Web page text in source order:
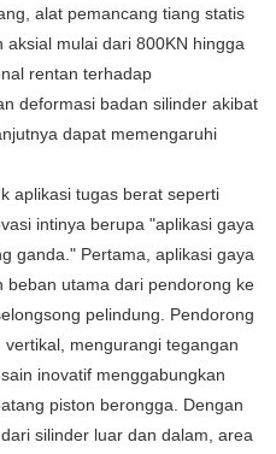
alat pemancang tiang statis
mulai dari 800KN hingga
rentan terhadap
deformasi badan silinder akibat
dapat memengaruhi
aplikasi tugas berat seperti
intinya berupa "aplikasi gaya
ganda." Pertama, aplikasi gaya
beban utama dari pendorong ke
pelindung. Pendorong
mengurangi tegangan
inovatif menggabungkan
piston berongga. Dengan
silinder luar dan dalam, area